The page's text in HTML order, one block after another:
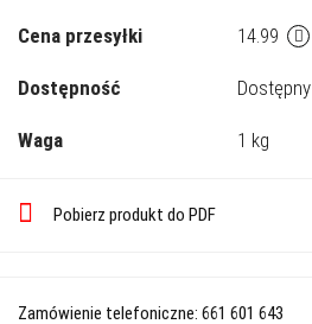
Cena przesyłki 14.99
Dostępność Dostępny
Waga 1 kg
Pobierz produkt do PDF
Zamówienie telefoniczne: 661 601 643